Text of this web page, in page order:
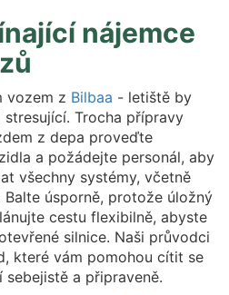
nájemce
vozem z Bilbaa - letiště by
Trocha přípravy
z depa proveďte
a požádejte personál, aby
všechny systémy, včetně
úsporně, protože úložný
cestu flexibilně, abyste
silnice. Naši průvodci
které vám pomohou cítit se
a připraveně.